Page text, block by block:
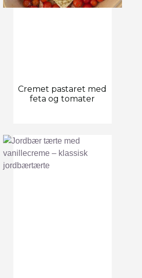
Cremet pastaret med
feta og tomater